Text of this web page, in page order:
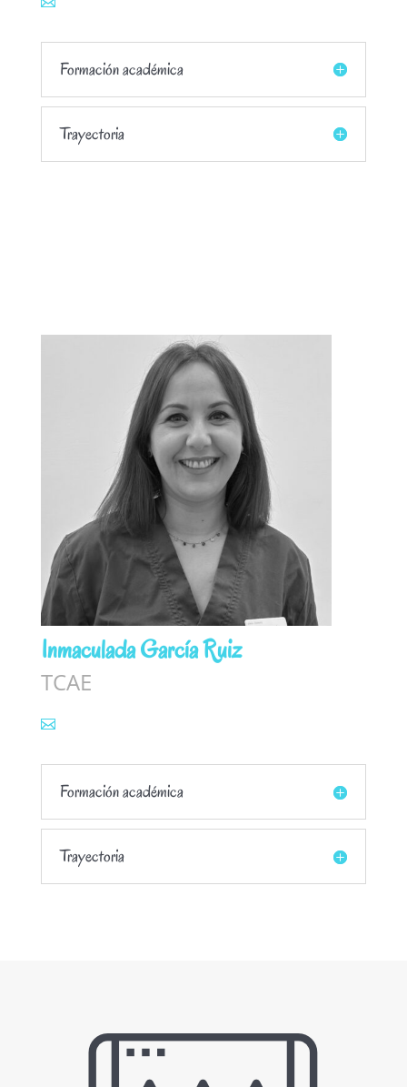
Formación académica
Trayectoria
Inmaculada García Ruiz
TCAE
Formación académica
Trayectoria